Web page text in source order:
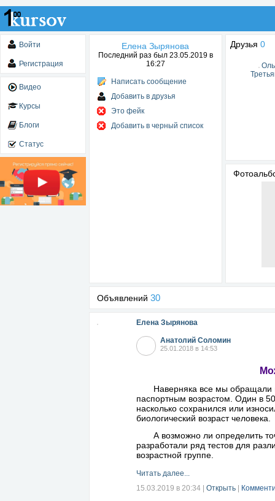
Войти
Регистрация
Видео
Курсы
Блоги
Статус
Елена Зырянова
Последний раз был 23.05.2019 в
16:27
Написать сообщение
Добавить в друзья
Это фейк
Добавить в черный список
Друзья 0
Объявлений 30
Елена Зырянова
Анатолий Соломин
25.01.2018 в 14:53
Наверняка все мы обращали
паспортным возрастом. Один в
насколько сохранился или
биологический возраст человека.
А возможно ли определить
разработали ряд тестов для
возрастной группе.
Читать далее...
15.03.2019 в 20:34
Открыть